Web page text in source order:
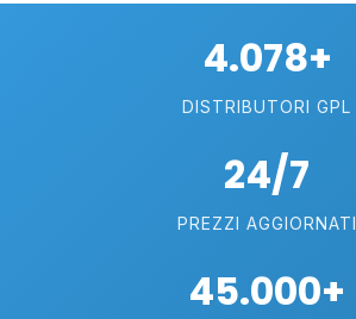
4.078+
DISTRIBUTORI GPL
24/7
PREZZI AGGIORNATI
45.000+